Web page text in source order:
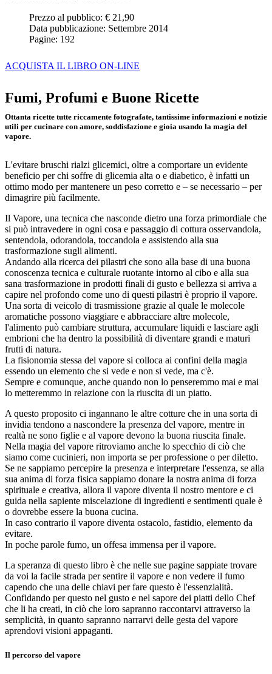
Prezzo al pubblico: € 21,90
Data pubblicazione: Settembre 2014
Pagine: 192
ACQUISTA IL LIBRO ON-LINE
Fumi, Profumi e Buone Ricette
Ottanta ricette tutte riccamente fotografate, tantissime informazioni e notizie
utili per cucinare con amore, soddisfazione e gioia usando la magia del
vapore.
L'evitare bruschi rialzi glicemici, oltre a comportare un evidente
beneficio per chi soffre di glicemia alta o e diabetico, è infatti un
ottimo modo per mantenere un peso corretto e – se necessario – per
dimagrire più facilmente.
Il Vapore, una tecnica che nasconde dietro una forza primordiale che
si può intravedere in ogni cosa e passaggio di cottura osservandola,
sentendola, odorandola, toccandola e assistendo alla sua
trasformazione sugli alimenti.
Andando alla ricerca dei pilastri che sono alla base di una buona
conoscenza tecnica e culturale ruotante intorno al cibo e alla sua
sana trasformazione in prodotti finali di gusto e bellezza si arriva a
capire nel profondo come uno di questi pilastri è proprio il vapore.
Una sorta di veicolo di trasmissione grazie al quale le molecole
aromatiche possono viaggiare e abbracciare altre molecole,
l'alimento può cambiare struttura, accumulare liquidi e lasciare agli
embrioni che ha dentro la possibilità di diventare grandi e maturi
frutti di natura.
La fisionomia stessa del vapore si colloca ai confini della magia
essendo un elemento che si vede e non si vede, ma c'è.
Sempre e comunque, anche quando non lo penseremmo mai e mai
lo metteremmo in relazione con la riuscita di un piatto.
A questo proposito ci ingannano le altre cotture che in una sorta di
invidia tendono a nascondere la presenza del vapore, mentre in
realtà ne sono figlie e al vapore devono la buona riuscita finale.
Nella magia del vapore ritroviamo anche lo specchio di ciò che
siamo come cucinieri, non importa se per professione o per diletto.
Se ne sappiamo percepire la presenza e interpretare l'essenza, se alla
sua anima di forza fisica sappiamo donare la nostra anima di forza
spirituale e creativa, allora il vapore diventa il nostro mentore e ci
guida nella sapiente miscelazione di ingredienti e sentimenti quale è
o dovrebbe essere la buona cucina.
In caso contrario il vapore diventa ostacolo, fastidio, elemento da
evitare.
In poche parole fumo, un offesa immensa per il vapore.
La speranza di questo libro è che nelle sue pagine sappiate trovare
da voi la facile strada per sentire il vapore e non vedere il fumo
capendo che una delle chiavi per fare questo è l'essenzialità.
Confidando per questo nel gusto e nel sapore dei piatti dello Chef
che li ha creati, in ciò che loro sapranno raccontarvi attraverso la
semplicità, in quanto sapranno narrarvi delle gesta del vapore
aprendovi visioni appaganti.
Il percorso del vapore